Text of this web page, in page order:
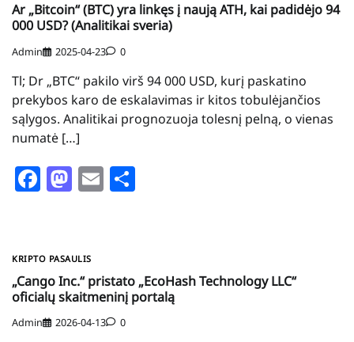
Ar „Bitcoin“ (BTC) yra linkęs į naują ATH, kai padidėjo 94
000 USD? (Analitikai sveria)
Admin 2025-04-23 0
Tl; Dr „BTC“ pakilo virš 94 000 USD, kurį paskatino
prekybos karo de eskalavimas ir kitos tobulėjančios
sąlygos. Analitikai prognozuoja tolesnį pelną, o vienas
numatė […]
Facebook
Mastodon
Email
KRIPTO PASAULIS
„Cango Inc.“ pristato „EcoHash Technology LLC“
oficialų skaitmeninį portalą
Admin 2026-04-13 0